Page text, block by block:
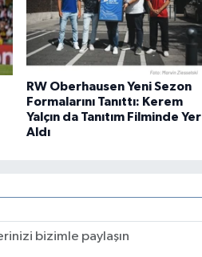
RW Oberhausen Yeni Sezon
Formalarını Tanıttı: Kerem
Yalçın da Tanıtım Filminde Yer
Aldı